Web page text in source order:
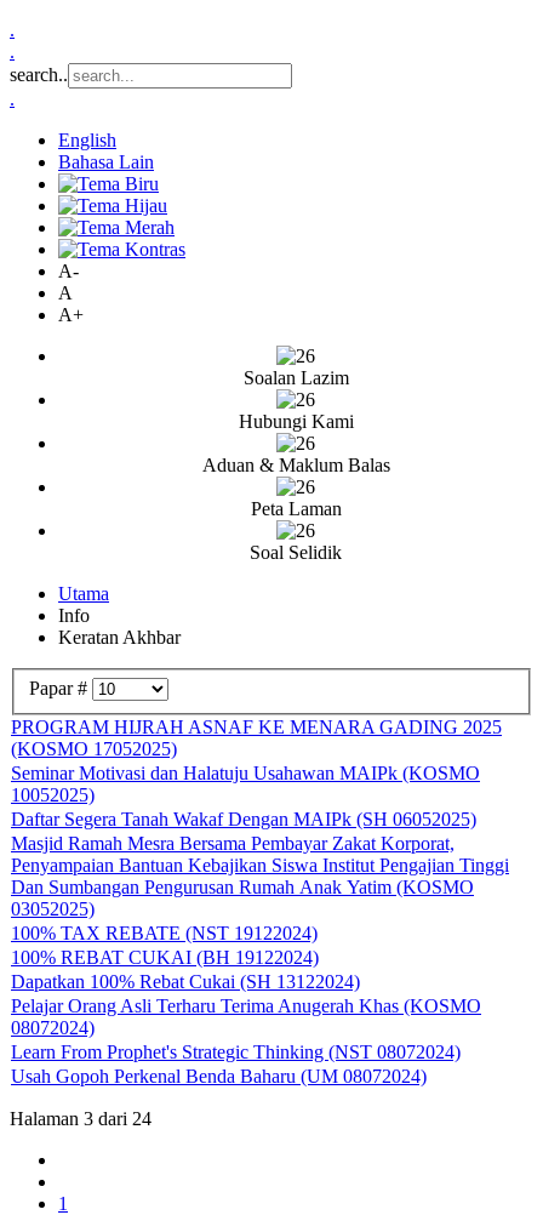
.
.
search..
.
English
Bahasa Lain
A-
A
A+
Soalan Lazim
Hubungi Kami
Aduan & Maklum Balas
Peta Laman
Soal Selidik
Utama
Info
Keratan Akhbar
Papar #
PROGRAM HIJRAH ASNAF KE MENARA GADING 2025
(KOSMO 17052025)
Seminar Motivasi dan Halatuju Usahawan MAIPk (KOSMO
10052025)
Daftar Segera Tanah Wakaf Dengan MAIPk (SH 06052025)
Masjid Ramah Mesra Bersama Pembayar Zakat Korporat,
Penyampaian Bantuan Kebajikan Siswa Institut Pengajian Tinggi
Dan Sumbangan Pengurusan Rumah Anak Yatim (KOSMO
03052025)
100% TAX REBATE (NST 19122024)
100% REBAT CUKAI (BH 19122024)
Dapatkan 100% Rebat Cukai (SH 13122024)
Pelajar Orang Asli Terharu Terima Anugerah Khas (KOSMO
08072024)
Learn From Prophet's Strategic Thinking (NST 08072024)
Usah Gopoh Perkenal Benda Baharu (UM 08072024)
Halaman 3 dari 24
1